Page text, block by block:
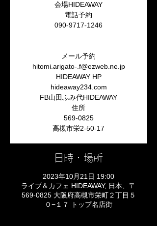
会場HIDEAWAY
電話予約
090-9717-1246
メール予約
hitomi.arigato-.f@ezweb.ne.jp
HIDEAWAY HP
hideaway234.com
FB山田ふみ代HIDEAWAY
住所
569-0825
高槻市栄2-50-17
日時・場所
2023年10月21日 19:00
ライブ＆カフェ HIDEAWAY, 日本、〒
569-0825 大阪府高槻市栄町２丁目５
０−１７ トップ名店街